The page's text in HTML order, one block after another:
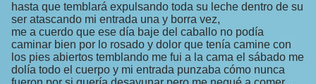
hasta que temblará expulsando toda su leche dentro de su
ser atascando mi entrada una y borra vez,
me a cuerdo que ese día baje del caballo no podía
caminar bien por lo rosado y dolor que tenía camine con
los pies abiertos temblando me fui a la cama el sábado me
dolía todo el cuerpo y mi entrada punzaba cómo nunca